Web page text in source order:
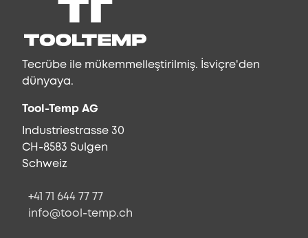
Tecrübe ile mükemmelleştirilmiş. İsviçre'den
dünyaya.
Tool-Temp AG
Industriestrasse 30
CH-8583 Sulgen
Schweiz
+41 71 644 77 77
info@tool-temp.ch